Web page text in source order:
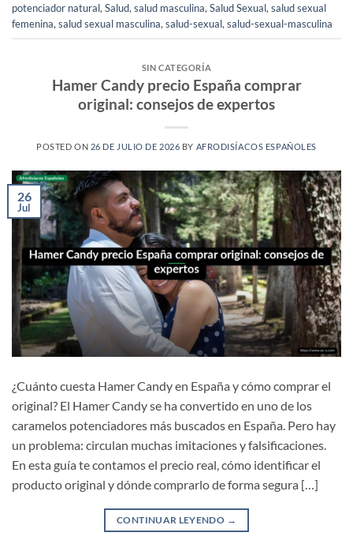
potenciador natural,Salud,salud masculina,Salud Sexual,salud sexual
femenina,salud sexual masculina,salud-sexual,salud-sexual-masculina
SIN CATEGORÍA
Hamer Candy precio España comprar
original: consejos de expertos
POSTED ON 26 DE JULIO DE 2026 BY AFRODISÍACOS ESPAÑOLES
26
Jul
¿Cuánto cuesta Hamer Candy en España y cómo comprar el
original? El Hamer Candy se ha convertido en uno de los
caramelos potenciadores más buscados en España. Pero hay
un problema: circulan muchas imitaciones y falsificaciones.
En esta guía te contamos el precio real, cómo identificar el
producto original y dónde comprarlo de forma segura […]
CONTINUAR LEYENDO →